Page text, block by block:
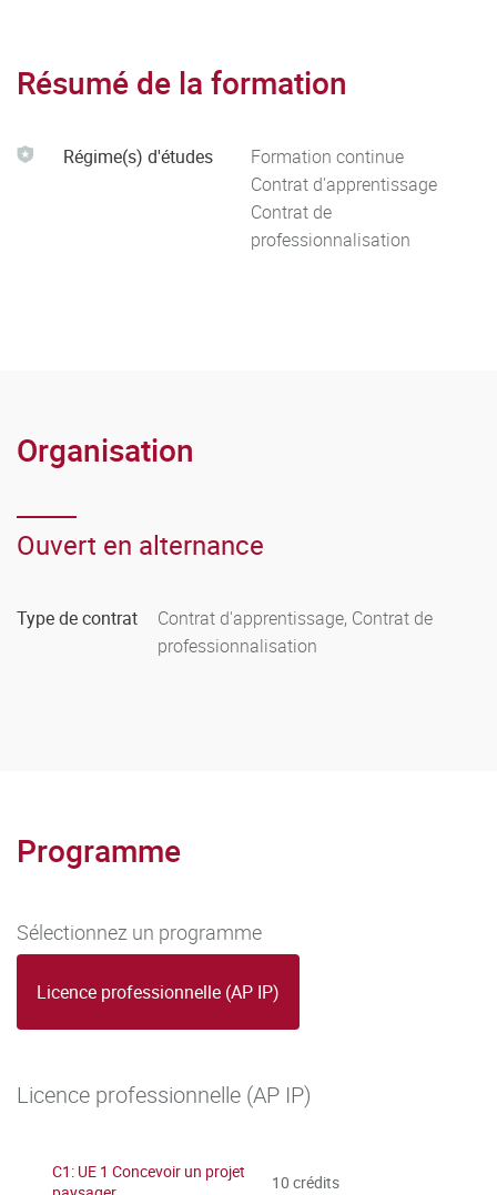
Résumé de la formation
Régime(s) d'études
Formation continue
Contrat d'apprentissage
Contrat de
professionnalisation
Organisation
Ouvert en alternance
Type de contrat
Contrat d'apprentissage, Contrat de
professionnalisation
Programme
Sélectionnez un programme
Licence professionnelle (AP IP)
Licence professionnelle (AP IP)
C1: UE 1 Concevoir un projet
10 crédits